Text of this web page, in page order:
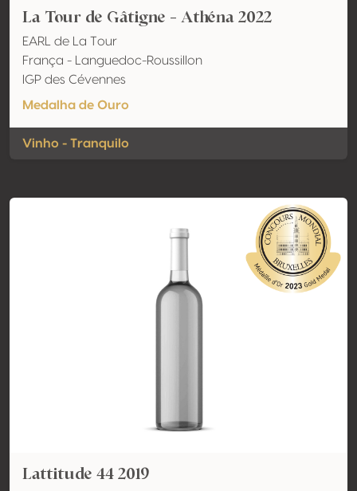
La Tour de Gâtigne - Athéna 2022
EARL de La Tour
França - Languedoc-Roussillon
IGP des Cévennes
Medalha de Ouro
Vinho - Tranquilo
Lattitude 44 2019